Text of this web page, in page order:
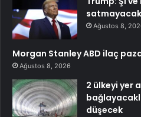
Ağustos 8,
Morgan Stanley ABD ilaç
Ağustos 8, 2026
2 ülkeyi yer
düşecek